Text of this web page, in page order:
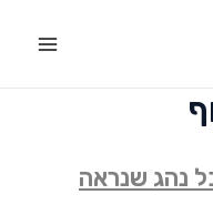
נהג שנראה